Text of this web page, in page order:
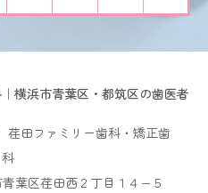
横浜市青葉区・都筑区の歯医者
田ファミリー歯科・矯正歯
科
青葉区荏田西２丁目１４−５